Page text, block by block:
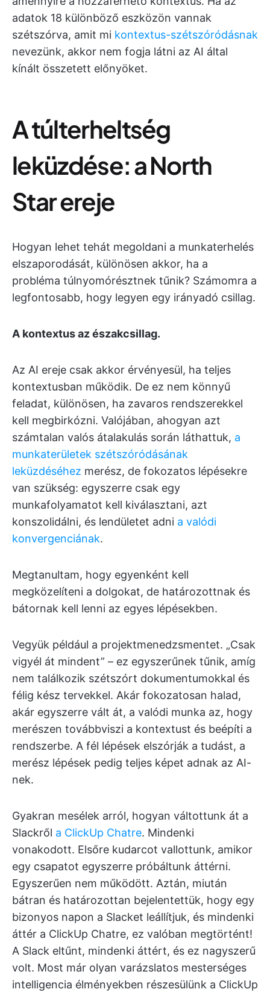
adatok 18 különböző eszközön vannak
szétszórva, amit mi kontextus-szétszóródásnak
nevezünk, akkor nem fogja látni az AI által
kínált összetett előnyöket.
A túlterheltség
leküzdése: a North
Star ereje
Hogyan lehet tehát megoldani a munkaterhelés
elszaporodását, különösen akkor, ha a
probléma túlnyomórésztnek tűnik? Számomra a
legfontosabb, hogy legyen egy irányadó csillag.
A kontextus az északcsillag.
Az AI ereje csak akkor érvényesül, ha teljes
kontextusban működik. De ez nem könnyű
feladat, különösen, ha zavaros rendszerekkel
kell megbirkózni. Valójában, ahogyan azt
számtalan valós átalakulás során láthattuk, a
munkaterületek szétszóródásának
leküzdéséhez merész, de fokozatos lépésekre
van szükség: egyszerre csak egy
munkafolyamatot kell kiválasztani, azt
konszolidálni, és lendületet adni a valódi
konvergenciának.
Megtanultam, hogy egyenként kell
megközelíteni a dolgokat, de határozottnak és
bátornak kell lenni az egyes lépésekben.
Vegyük például a projektmenedzsmentet. „Csak
vigyél át mindent” – ez egyszerűnek tűnik, amíg
nem találkozik szétszórt dokumentumokkal és
félig kész tervekkel. Akár fokozatosan halad,
akár egyszerre vált át, a valódi munka az, hogy
merészen továbbviszi a kontextust és beépíti a
rendszerbe. A fél lépések elszórják a tudást, a
merész lépések pedig teljes képet adnak az AI-
nek.
Gyakran mesélek arról, hogyan váltottunk át a
Slackről a ClickUp Chatre. Mindenki
vonakodott. Elsőre kudarcot vallottunk, amikor
egy csapatot egyszerre próbáltunk áttérni.
Egyszerűen nem működött. Aztán, miután
bátran és határozottan bejelentettük, hogy egy
bizonyos napon a Slacket leállítjuk, és mindenki
áttér a ClickUp Chatre, ez valóban megtörtént!
A Slack eltűnt, mindenki áttért, és ez nagyszerű
volt. Most már olyan varázslatos mesterséges
intelligencia élményekben részesülünk a ClickUp